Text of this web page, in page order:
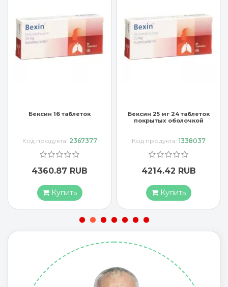
Бексин 25 мг 24 таблеток
Код продукта:1338037
4214.42 RUB
Купить
Бисольвон 8 мг 50 таблеток
Код продукта:807636
4766.37 RUB
Купить